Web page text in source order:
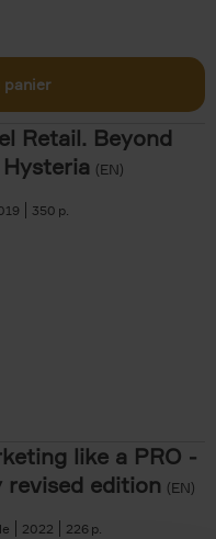
panier
Retail. Beyond
(EN)
350
like a PRO -
revised edition (EN)
2022 226